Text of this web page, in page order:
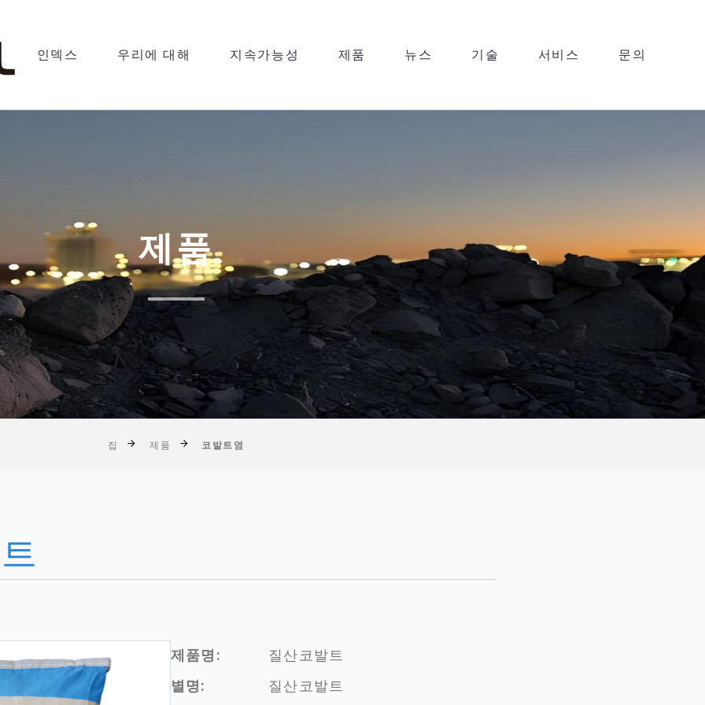
인덱스 우리에 대해 지속가능성 제품 뉴스 기술 서비스 문의
제품
집 제품 코발트염
제품명:
질산코발트
별명:
질산코발트